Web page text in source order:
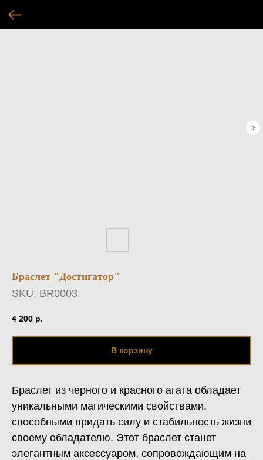
Браслет "Достигатор"
SKU: BR0003
4 200 р.
В корзину
Браслет из черного и красного агата обладает
уникальными магическими свойствами,
способными придать силу и стабильность жизни
своему обладателю. Этот браслет станет
элегантным аксессуаром, сопровождающим на